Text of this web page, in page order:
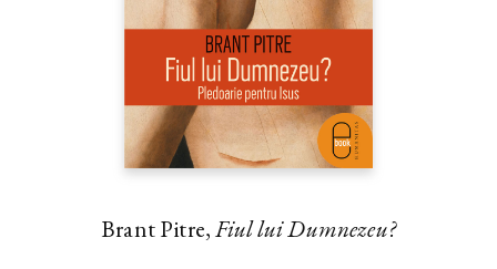
Brant Pitre,Fiul lui Dumnezeu?